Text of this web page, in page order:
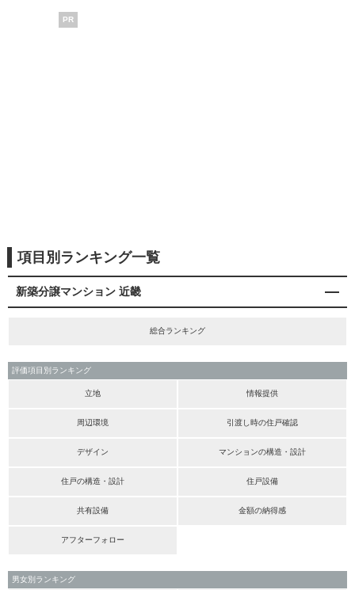
PR
項目別ランキング一覧
新築分譲マンション 近畿
総合ランキング
評価項目別ランキング
立地 情報提供
周辺環境 引渡し時の住戸確認
デザイン マンションの構造・設計
住戸の構造・設計 住戸設備
共有設備 金額の納得感
アフターフォロー
男女別ランキング